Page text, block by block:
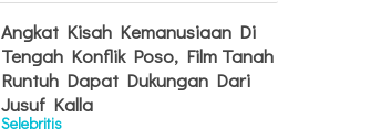
Angkat Kisah Kemanusiaan Di
Tengah Konflik Poso, Film Tanah
Runtuh Dapat Dukungan Dari
Jusuf Kalla
Selebritis